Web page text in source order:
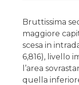
Bruttissima
maggiore
scesa in
6,816), livello
l’area
quella